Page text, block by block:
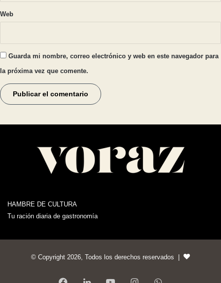
Web
Guarda mi nombre, correo electrónico y web en este navegador para
la próxima vez que comente.
HAMBRE DE CULTURA
Tu ración diaria de gastronomía
© Copyright 2026, Todos los derechos reservados |